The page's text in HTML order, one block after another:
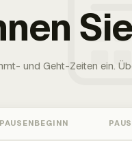
und Geht-Zeiten ein.
PAUSENBEGINN